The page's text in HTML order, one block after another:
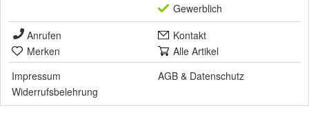
Gewerblich
Anrufen
Kontakt
Merken
Alle Artikel
Impressum
AGB & Datenschutz
Widerrufsbelehrung